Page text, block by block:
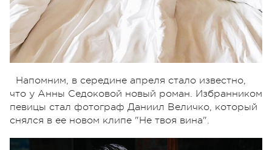
Напомним, в середине апреля стало известно,
что у Анны Седоковой новый роман. Избранником
певицы стал фотограф Даниил Величко, который
снялся в ее новом клипе "Не твоя вина".